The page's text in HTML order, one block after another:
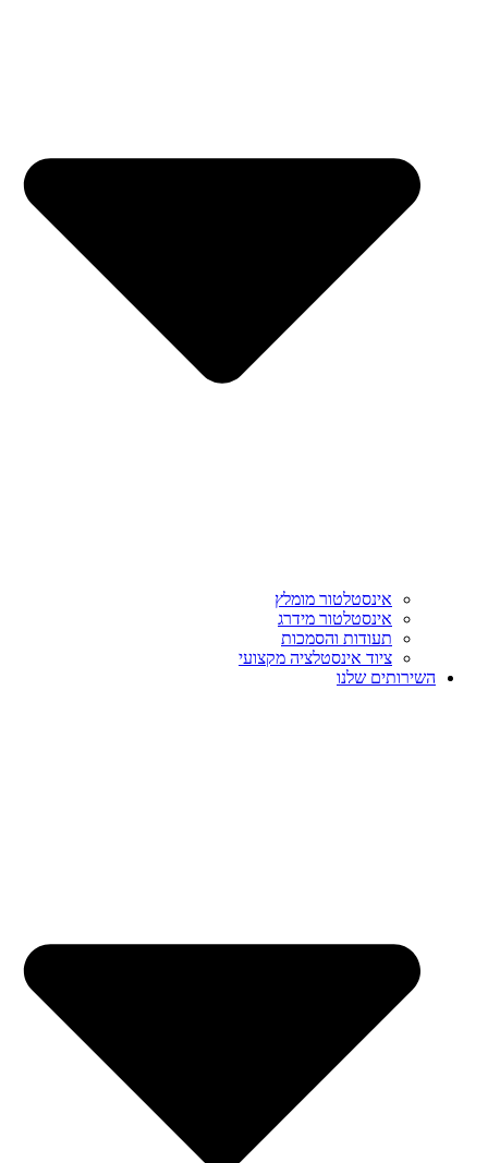
אינסטלטור מומלץ
אינסטלטור מידרג
תעודות והסמכות
ציוד אינסטלציה מקצועי
השירותים שלנו